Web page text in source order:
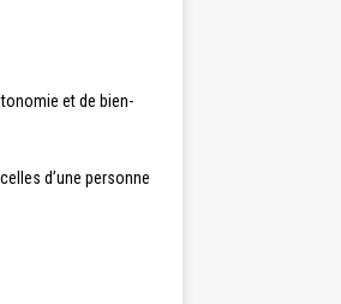
et de bien-
d’une personne